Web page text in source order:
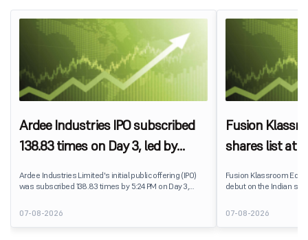
Ardee Industries IPO subscribed
138.83 times on Day 3, led by
Ardee Industries Limited's initial public offering (IPO)
was subscribed 138.83 times by 5:24 PM on Day 3,
7,80,88,05,383 shares against 5,62,46,366 shares
available for subscription.
07-08-2026
Fusion
shares list at
Fusion Klassroom
debut on the Indian
delivering a premium of
price of ₹159. The
investors, reflecting
07-08-2026